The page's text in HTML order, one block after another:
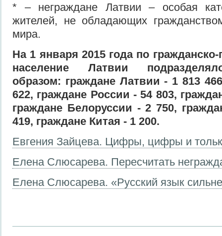
* – неграждане Латвии – особая
жителей, не обладающих
мира.
На 1 января 2015 года по
население Латвии
образом: граждане Латвии - 1 813
622, граждане России - 54 803,
граждане Белоруссии - 2 750,
419, граждане Китая - 1 200.
Евгения Зайцева. Цифры, цифры и
Елена Слюсарева. Пересчитать
Елена Слюсарева. «Русский язык